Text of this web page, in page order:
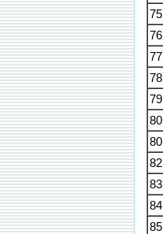
75
76
77
78
79
80
80
82
83
84
85